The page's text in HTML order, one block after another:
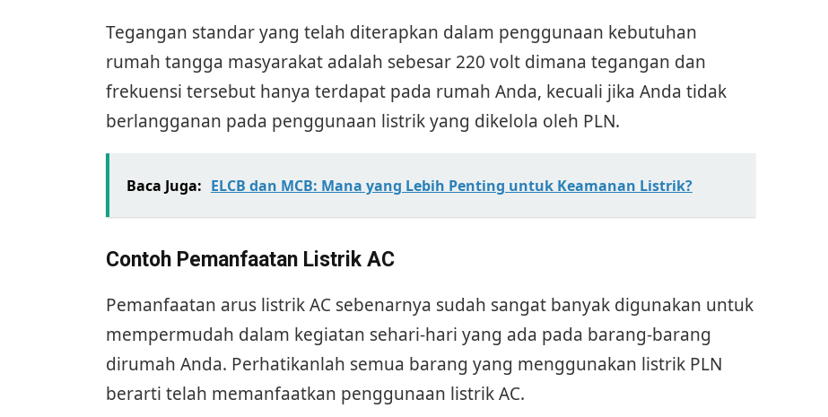
Tegangan standar yang telah diterapkan dalam penggunaan kebutuhan
rumah tangga masyarakat adalah sebesar 220 volt dimana tegangan dan
frekuensi tersebut hanya terdapat pada rumah Anda, kecuali jika Anda tidak
berlangganan pada penggunaan listrik yang dikelola oleh PLN.
Baca Juga: ELCB dan MCB: Mana yang Lebih Penting untuk Keamanan Listrik?
Contoh Pemanfaatan Listrik AC
Pemanfaatan arus listrik AC sebenarnya sudah sangat banyak digunakan untuk
mempermudah dalam kegiatan sehari-hari yang ada pada barang-barang
dirumah Anda. Perhatikanlah semua barang yang menggunakan listrik PLN
berarti telah memanfaatkan penggunaan listrik AC.